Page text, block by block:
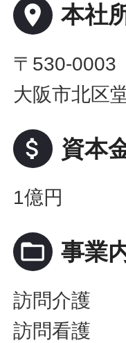
place 本社
〒530-0003
大阪市北区
attach_money 資本
1億円
folder_open 事業
訪問介護
訪問看護